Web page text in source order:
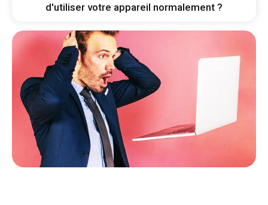
d'utiliser votre appareil normalement ?